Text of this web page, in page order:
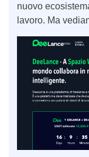
nuovo
lavoro. Ma